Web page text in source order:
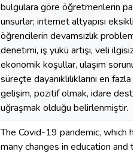
bulgulara göre öğretmenlerin
unsurlar; internet altyapısı
öğrencilerin devamsızlık
denetimi, iş yükü artışı, veli
ekonomik koşullar, ulaşım
süreçte dayanıklılıklarını en
gelişim, pozitif olmak, idare
uğraşmak olduğu belirlenmiştir.
The Covid-19 pandemic, which
many changes in education and